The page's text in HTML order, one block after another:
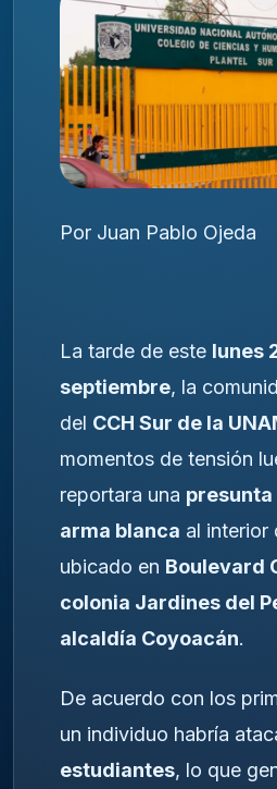
Por Juan Pablo Ojeda
La tarde de este lunes
septiembre, la
del CCH Sur de la
momentos de tensión
reportara una
arma blanca al interior
ubicado en Boulevard
colonia Jardines del
alcaldía Coyoacán.
De acuerdo con los
un individuo habría
estudiantes, lo que